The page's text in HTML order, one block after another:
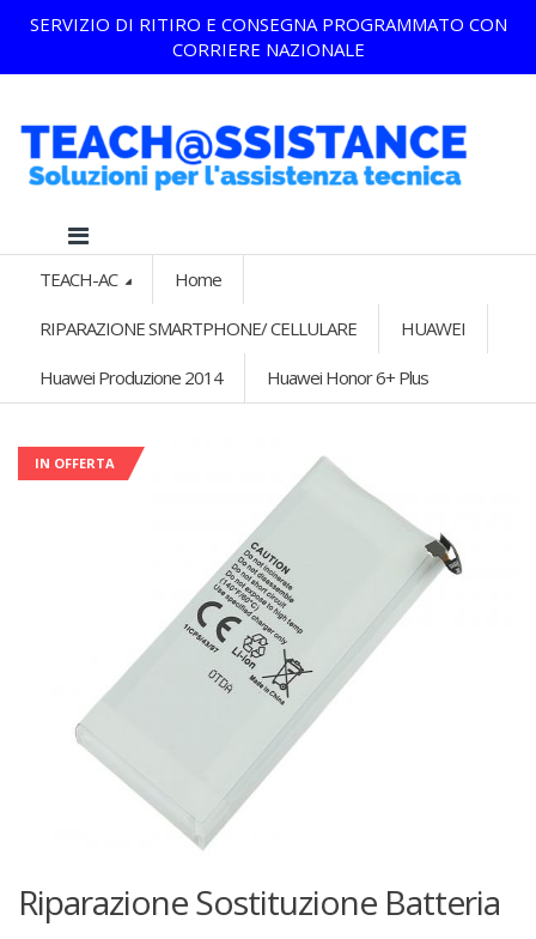
SERVIZIO DI RITIRO E CONSEGNA PROGRAMMATO CON
CORRIERE NAZIONALE
TEACH-AC Home
RIPARAZIONE SMARTPHONE/ CELLULARE HUAWEI
Huawei Produzione 2014 Huawei Honor 6+ Plus
IN OFFERTA
Riparazione Sostituzione Batteria